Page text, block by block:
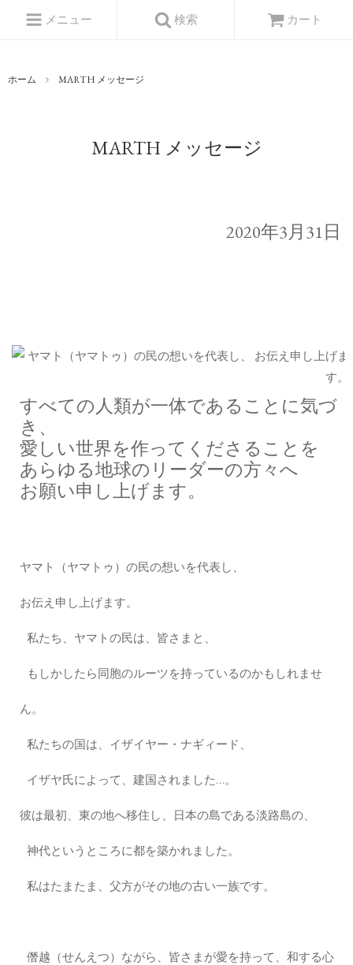
メニュー 検索 カート
ホーム MARTH メッセージ
MARTH メッセージ
2020年3月31日
すべての人類が一体であることに気づ
き、
愛しい世界を作ってくださることを
あらゆる地球のリーダーの方々へ
お願い申し上げます。
ヤマト（ヤマトゥ）の民の想いを代表し、
お伝え申し上げます。
私たち、ヤマトの民は、皆さまと、
もしかしたら同胞のルーツを持っているのかもしれませ
ん。
私たちの国は、イザイヤー・ナギィード、
イザヤ氏によって、建国されました…。
彼は最初、東の地へ移住し、日本の島である淡路島の、
神代というところに都を築かれました。
私はたまたま、父方がその地の古い一族です。
僭越（せんえつ）ながら、皆さまが愛を持って、和する心